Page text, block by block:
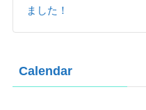
ました！
Calendar